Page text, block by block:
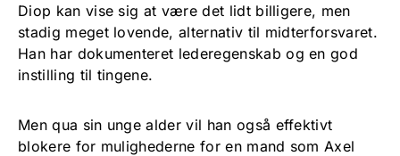
Diop kan vise sig at være det lidt billigere, men
stadig meget lovende, alternativ til midterforsvaret.
Han har dokumenteret lederegenskab og en god
instilling til tingene.
Men qua sin unge alder vil han også effektivt
blokere for mulighederne for en mand som Axel